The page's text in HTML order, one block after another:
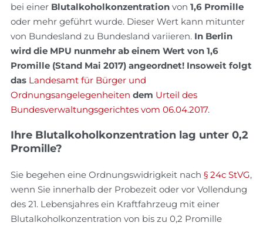
bei einer Blutalkoholkonzentration von1,6 Promille
oder mehr geführt wurde. Dieser Wert kann mitunter
von Bundesland zu Bundesland variieren. In Berlin
wird die MPU nunmehr ab einem Wert von 1,6
Promille (Stand Mai 2017) angeordnet! Insoweit folgt
das Landesamt für Bürger und
Ordnungsangelegenheiten dem Urteil des
Bundesverwaltungsgerichtes vom 06.04.2017.
Ihre Blutalkoholkonzentration lag unter 0,2
Promille?
Sie begehen eine Ordnungswidrigkeit nach§ 24c StVG,
wenn Sie innerhalb der Probezeit oder vor Vollendung
des 21. Lebensjahres ein Kraftfahrzeug mit einer
Blutalkoholkonzentration von bis zu 0,2 Promille